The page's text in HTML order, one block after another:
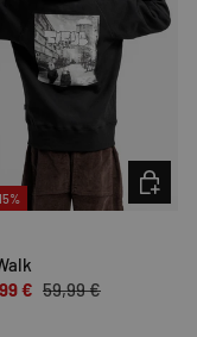
€ 59,99 €